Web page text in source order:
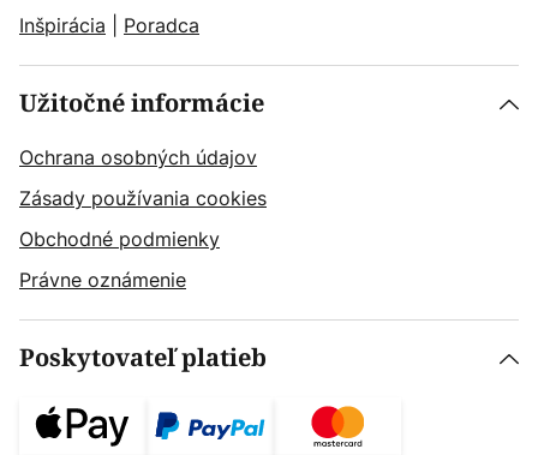
Inšpirácia
Poradca
Užitočné informácie
Ochrana osobných údajov
Zásady používania cookies
Obchodné podmienky
Právne oznámenie
Poskytovateľ platieb